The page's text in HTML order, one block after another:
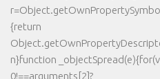
{return
n}function
0!==arguments[2]?